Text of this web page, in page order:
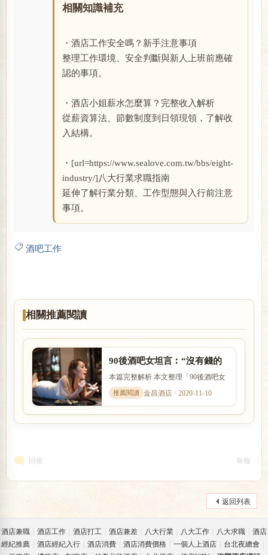
相關知識補充
・酒店工作安全嗎？新手注意事項
整理工作環境、安全判斷與新人上班前應確
認的事項。
・酒店小姐薪水怎麼算？完整收入解析
從薪資算法、節數制度到日領現領，了解收
入結構。
・[url=https://www.sealove.com.tw/bbs/eight-
industry/]八大行業求職指南
延伸了解行業分類、工作型態與入行前注意
事項。
酒吧工作
相關推薦閱讀
90後酒吧女坦言︰“沒有錢的
女人，才容易上有錢人的當”
本篇完整解析 本文整理「90後酒吧女
坦言︰“沒有錢的女人，才容易上有錢
人的當”」的核心重點，...
金昌酒店 · 2020-11-10
回復 舉報
返回列表
酒店兼職 酒店工作 酒店打工 酒店兼差 八大行業 八大工作 八大求職
酒店
經紀推薦
酒店經紀入行 酒店消費 酒店消費價格 一個人上酒店 台北夜總會